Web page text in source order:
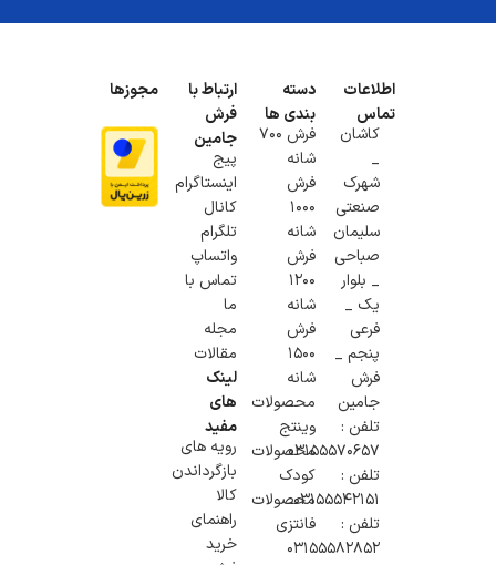
اطلاعات
تماس
کاشان
_
شهرک
صنعتی
سلیمان
صباحی
_ بلوار
یک _
فرعی
پنجم _
فرش
جامین
تلفن :
۰۳۱۵۵۵۷۰۶۵۷
تلفن :
03155542151
تلفن :
03155582852
دسته
بندی ها
فرش 700
شانه
فرش
1000
شانه
فرش
1200
شانه
فرش
1500
شانه
محصولات
وینتج
محصولات
کودک
محصولات
فانتزی
ارتباط با
فرش
جامین
پیج
اینستاگرام
کانال
تلگرام
واتساپ
تماس با
ما
مجله
مقالات
لینک
های
مفید
رویه های
بازگرداندن
کالا
راهنمای
خرید
مجوزها